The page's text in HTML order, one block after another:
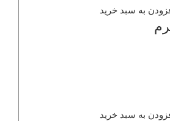
به سبد خرید
به سبد خرید